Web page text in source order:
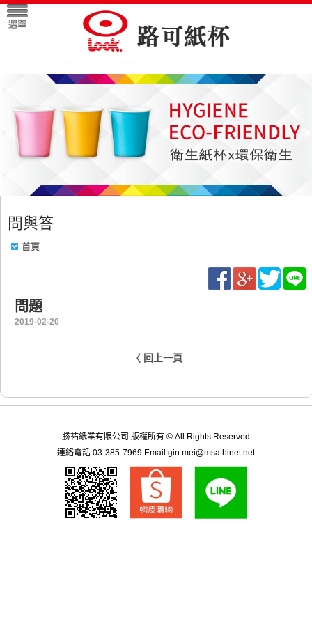
問與答
首頁
問題
2019-02-20
〈 回上一頁
勝祐紙業有限公司 版權所有 © All Rights Reserved
連絡電話:03-385-7969 Email:gin.mei@msa.hinet.net